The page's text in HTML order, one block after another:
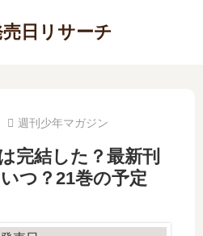
日リサーチ
週刊少年マガジン
完結した？最新刊
つ？21巻の予定